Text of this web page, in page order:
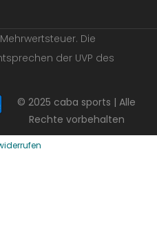
Die
der UVP des
© 2025 caba sports | Alle
Rechte vorbehalten